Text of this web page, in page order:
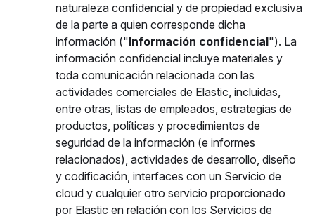
naturaleza confidencial y de propiedad exclusiva
de la parte a quien corresponde dicha
información ("Información confidencial"). La
información confidencial incluye materiales y
toda comunicación relacionada con las
actividades comerciales de Elastic, incluidas,
entre otras, listas de empleados, estrategias de
productos, políticas y procedimientos de
seguridad de la información (e informes
relacionados), actividades de desarrollo, diseño
y codificación, interfaces con un Servicio de
cloud y cualquier otro servicio proporcionado
por Elastic en relación con los Servicios de